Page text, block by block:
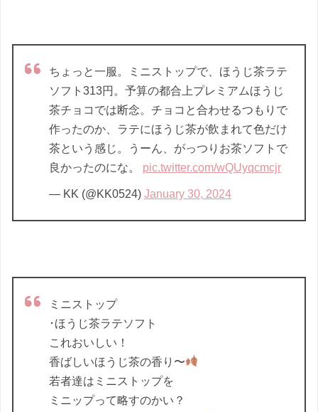
ちょっと一服。ミニストップで、ほうじ茶ラテ
ソフト313円。予算の都合上プレミアムほうじ
茶チョコでは断念。チョコと合わせるつもりで
作ったのか、ラテにほうじ茶が飲まれて色だけ
茶という感じ。うーん、がっつりお茶ソフトで
良かったのにな。 pic.twitter.com/wQUyqcmcjr
— KK (@KK0524) January 30, 2024
ミニストップ
･ほうじ茶ラテソフト
これおいしい！
香ばしいほうじ茶の香り〜
若者達はミニストップを
ミニップって略すのかい？